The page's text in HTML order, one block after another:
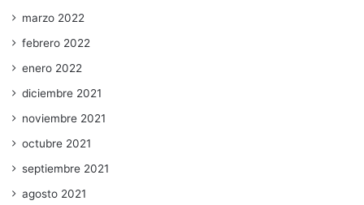
marzo 2022
febrero 2022
enero 2022
diciembre 2021
noviembre 2021
octubre 2021
septiembre 2021
agosto 2021